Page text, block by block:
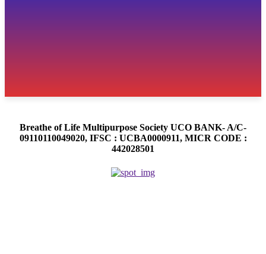
Breathe of Life Multipurpose Society UCO BANK- A/C-
09110110049020, IFSC : UCBA0000911, MICR CODE :
442028501